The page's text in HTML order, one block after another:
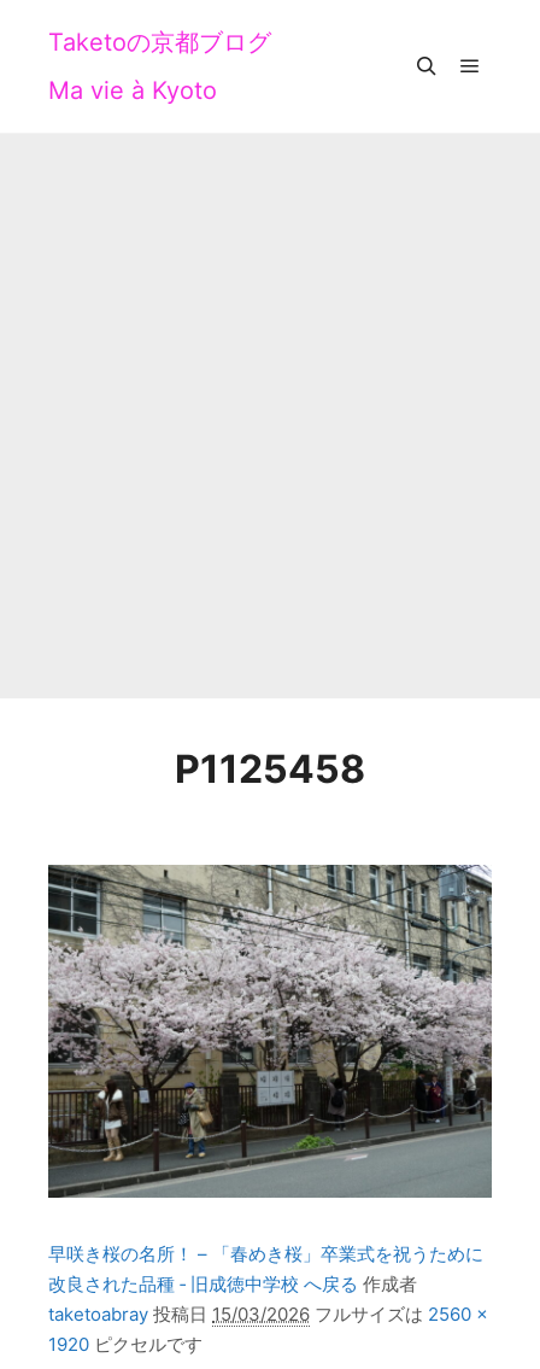
Taketoの京都ブログ
Ma vie à Kyoto
P1125458
早咲き桜の名所！ – 「春めき桜」卒業式を祝うために
改良された品種 ‐ 旧成徳中学校 へ戻る 作成者
taketoabray 投稿日 15/03/2026 フルサイズは 2560 ×
1920 ピクセルです